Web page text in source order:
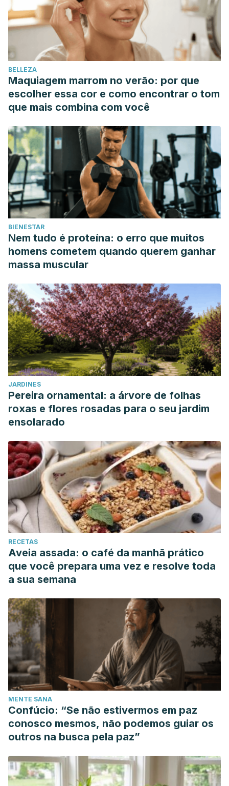
https://doi.org/10.1111/j.1749-7345.2012.00581.x
Hypotheses, M. (1983).
Allium Sativum (GARLIC)- A
Natural antibiotic.
Medical Hypotheses
, 227–237.
https://doi.org/10.1016/0306-9877(83)90040-3
Malhotra, S., & Singh, A. P. (2003).Medicinal properties
of ginger (Zingiber officinale Rosc.).
Radiance
https://doi.org/ISSN : 2278 – 3008
BELLEZA
Maquiagem marrom no verão: por que
escolher essa cor e como encontrar o tom
que mais combina com você
BIENESTAR
Nem tudo é proteína: o erro que muitos
homens cometem quando querem ganhar
massa muscular
JARDINES
Pereira ornamental: a árvore de folhas
roxas e flores rosadas para o seu jardim
ensolarado
RECETAS
Aveia assada: o café da manhã prático
que você prepara uma vez e resolve toda
a sua semana
MENTE SANA
Confúcio: “Se não estivermos em paz
conosco mesmos, não podemos guiar os
outros na busca pela paz”